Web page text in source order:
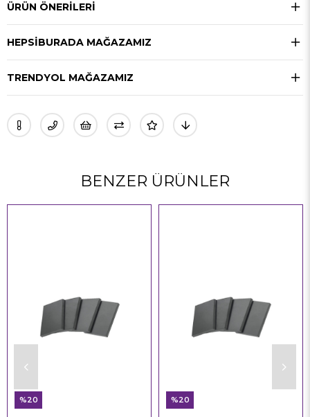
ÜRÜN ÖNERILERI
HEPSIBURADA MAĞAZAMIZ
TRENDYOL MAĞAZAMIZ
BENZER ÜRÜNLER
%20 %20